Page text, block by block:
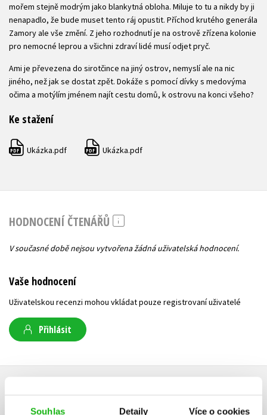
Souhlas Detaily Více o cookies
mořem stejně modrým jako blankytná obloha. Miluje to tu a nikdy by ji
nenapadlo, že bude muset tento ráj opustit. Příchod krutého generála
Zamory ale vše změní. Z jeho rozhodnutí je na ostrově zřízena kolonie
pro nemocné leprou a všichni zdraví lidé musí odjet pryč.
Ami je převezena do sirotčince na jiný ostrov, nemyslí ale na nic
jiného, než jak se dostat zpět. Dokáže s pomocí dívky s medovýma
očima a motýlím jménem najít cestu domů, k ostrovu na konci všeho?
Ke stažení
PDF Ukázka.pdf PDF Ukázka.pdf
HODNOCENÍ ČTENÁŘŮ
V současné době nejsou vytvořena žádná uživatelská hodnocení.
Vaše hodnocení
Uživatelskou recenzi mohou vkládat pouze registrovaní uživatelé
Přihlásit